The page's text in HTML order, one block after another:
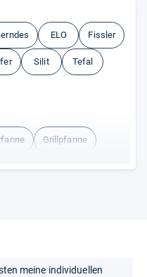
ELO Fissler
Silit Tefal
Grillpfanne
meine individuellen